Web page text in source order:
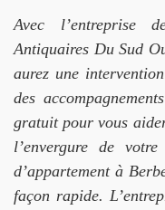
Avec l’entreprise
Antiquaires Du Sud
aurez une
des
gratuit pour vous
l’envergure de
d’appartement à
façon rapide.